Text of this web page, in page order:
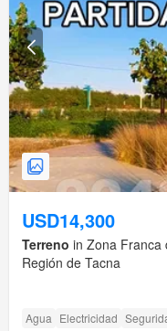
USD14,300
Terreno in Zona Franca
Región de Tacna
Agua Electricidad